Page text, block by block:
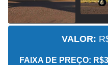
VALOR:
FAIXA DE PREÇO: